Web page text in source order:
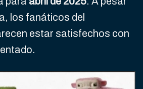
los fanáticos del
estar satisfechos con